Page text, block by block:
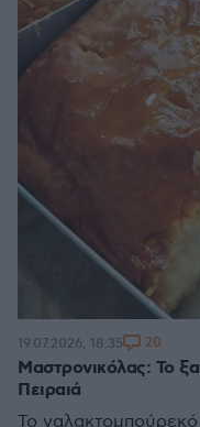
Μαστρονικόλας: Το
Πειραιά
Το
19.07.2026, 18:35 20